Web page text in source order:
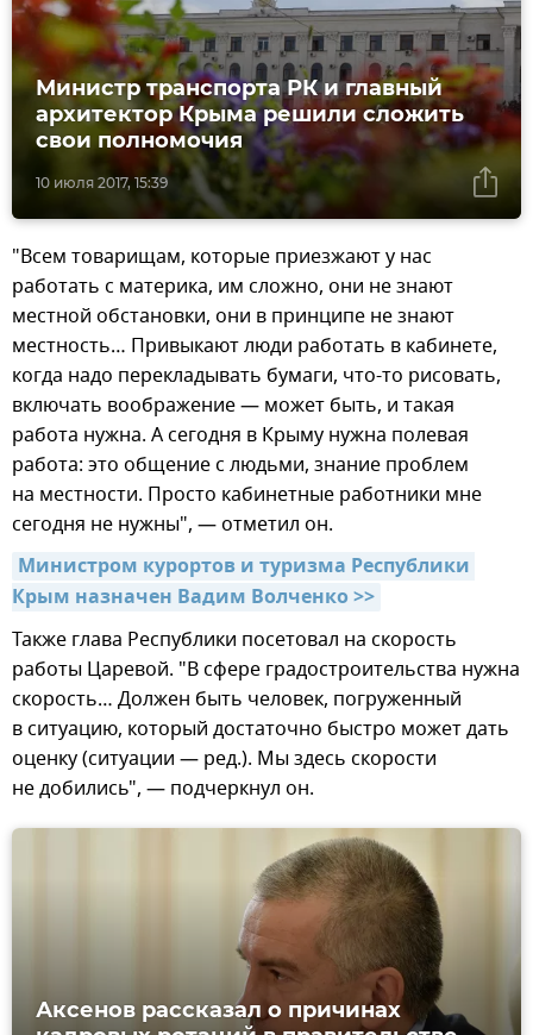
10 июля 2017, 15:39
Министр транспорта РК и главный
архитектор Крыма решили сложить
свои полномочия
"Всем товарищам, которые приезжают у нас
работать с материка, им сложно, они не знают
местной обстановки, они в принципе не знают
местность… Привыкают люди работать в кабинете,
когда надо перекладывать бумаги, что-то рисовать,
включать воображение — может быть, и такая
работа нужна. А сегодня в Крыму нужна полевая
работа: это общение с людьми, знание проблем
на местности. Просто кабинетные работники мне
сегодня не нужны", — отметил он.
Министром курортов и туризма Республики
Крым назначен Вадим Волченко >>
Также глава Республики посетовал на скорость
работы Царевой. "В сфере градостроительства нужна
скорость… Должен быть человек, погруженный
в ситуацию, который достаточно быстро может дать
оценку (ситуации — ред.). Мы здесь скорости
не добились", — подчеркнул он.
Аксенов рассказал о причинах